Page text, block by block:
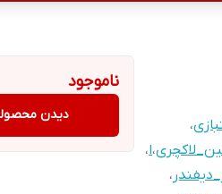
،
،ا،
،
ناموجود
دیدن